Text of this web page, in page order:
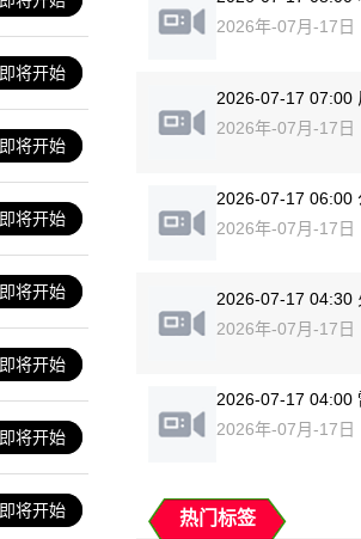
即将开始
即将开始
即将开始
即将开始
即将开始
即将开始
即将开始
2026年-07月-17日
2026-07-17 07:00
2026年-07月-17日
2026-07-17 06:00
2026年-07月-17日
2026-07-17 04:30
2026年-07月-17日
2026-07-17 04:00
2026年-07月-17日
热门标签